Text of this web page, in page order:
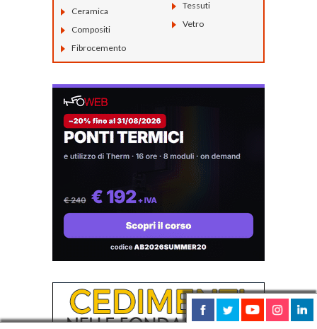
Ceramica
Compositi
Fibrocemento
Tessuti
Vetro